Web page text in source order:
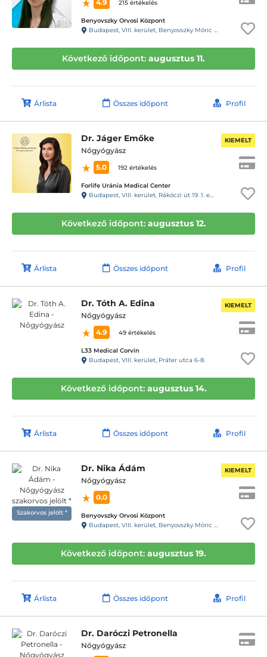
4.9
215 értékelés
Benyovszky Orvosi Központ
Budapest, VIII. kerület, Benyovszky Móric utca 10.
Következő időpont: augusztus 11.
Árlista Összes időpont Profil
Dr. Jáger Emőke
Nőgyógyász
5.0
192 értékelés
Forlife Uránia Medical Center
Budapest, VIII. kerület, Rákóczi út 19. 1. emelet 9. 88-as kapucsengő
KIEMELT
Következő időpont: augusztus 12.
Árlista Összes időpont Profil
Dr. Tóth A. Edina
Nőgyógyász
4.9
49 értékelés
L33 Medical Corvin
Budapest, VIII. kerület, Práter utca 6-8.
KIEMELT
Következő időpont: augusztus 14.
Árlista Összes időpont Profil
Szakorvos jelölt *
Dr. Nika Ádám
Nőgyógyász
0.0
Benyovszky Orvosi Központ
Budapest, VIII. kerület, Benyovszky Móric utca 10.
KIEMELT
Következő időpont: augusztus 19.
Árlista Összes időpont Profil
Dr. Daróczi Petronella
Nőgyógyász